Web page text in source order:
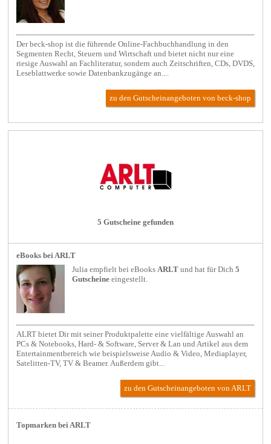
Der beck-shop ist die führende Online-Fachbuchhandlung in den
Segmenten Recht, Steuern und Wirtschaft und bietet nicht nur eine
riesige Auswahl an Fachliteratur, sondern auch Zeitschriften, CDs, DVDS,
Leseblattwerke sowie Datenbankzugänge an....
zu den Gutscheinangeboten von beck-shop
5 Gutscheine gefunden
eBooks bei ARLT
Julia empfielt beieBooks ARLT und hat für Dich5
Gutscheine eingestellt.
ALRT bietet Dir mit seiner Produktpalette eine vielfältige Auswahl an
PCs & Notebooks, Hard- & Software, Server & Lan und Artikel aus dem
Entertainmentbereich wie beispielsweise Audio & Video, Mediaplayer,
Satelitten-TV, TV & Beamer. Außerdem gibt...
zu den Gutscheinangeboten von ARLT
Topmarken bei ARLT